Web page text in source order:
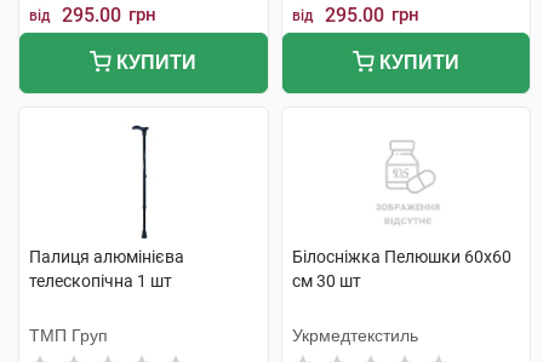
від 295.00 грн
КУПИТИ
від 295.00 грн
КУПИТИ
Палиця алюмінієва
телескопічна 1 шт
ТМП Груп
Білосніжка Пелюшки 60х60
см 30 шт
Укрмедтекстиль